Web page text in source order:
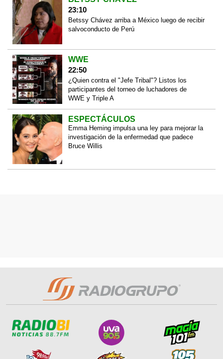
23:10
Betssy Chávez arriba a México luego de recibir
salvoconducto de Perú
WWE
22:50
¿Quien contra el "Jefe Tribal"? Listos los
participantes del torneo de luchadores de
WWE y Triple A
ESPECTÁCULOS
Emma Heming impulsa una ley para mejorar la
investigación de la enfermedad que padece
Bruce Willis